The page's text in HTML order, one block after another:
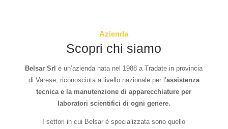
Scopri di più
Azienda
Scopri chi siamo
Belsar Srlè un’azienda nata nel 1988 a Tradate in provincia
di Varese, riconosciuta a livello nazionale per l’assistenza
tecnica e la manutenzione di apparecchiature per
laboratori scientifici di ogni genere.
I settori in cui Belsar è specializzata sono quello